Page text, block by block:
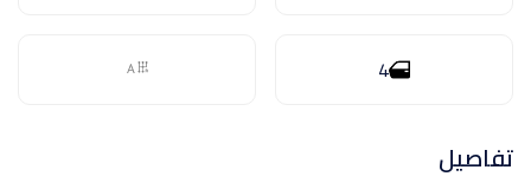
اتصل بنا 4
تفاصيل